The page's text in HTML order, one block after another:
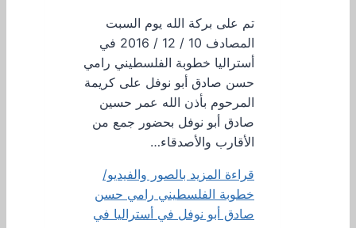
تم على بركة الله يوم السبت
المصادف 10 / 12 / 2016 في
أستراليا خطوبة الفلسطيني رامي
حسن صادق أبو نوفل على كريمة
المرحوم بأذن الله عمر حسين
صادق أبو نوفل بحضور جمع من
الأقارب والأصدقاء…
قراءة المزيد بالصور والفيديو/
خطوبة الفلسطيني رامي حسن
صادق أبو نوفل في أستراليا في